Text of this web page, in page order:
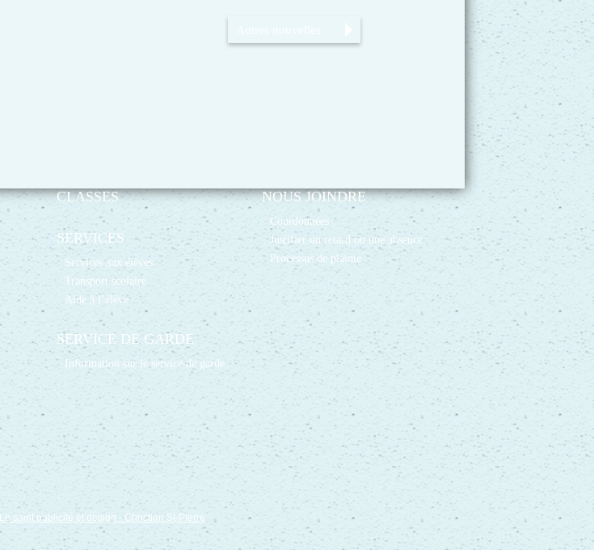
CLASSES
SERVICES
Services aux élèves
Transport scolaire
Aide à l’élève
SERVICE DE GARDE
Information sur le service de garde
NOUS JOINDRE
Coordonnées
Justifier un retard ou une absence
Processus de plainte
Le saint publicité et design - Christian St-Pierre